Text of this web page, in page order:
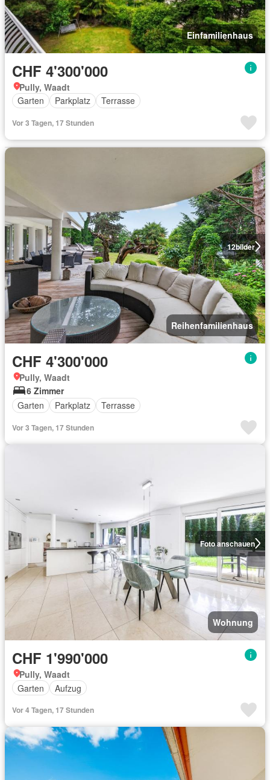
Einfamilienhaus
CHF 4'300'000
Pully, Waadt
Garten
Parkplatz Terrasse
Vor 3 Tagen, 17 Stunden
12bilder
Reihenfamilienhaus
CHF 4'300'000
Pully, Waadt
6 Zimmer
Garten
Parkplatz Terrasse
Vor 3 Tagen, 17 Stunden
Foto anschauen
Wohnung
CHF 1'990'000
Pully, Waadt
Garten
Aufzug
Vor 4 Tagen, 17 Stunden